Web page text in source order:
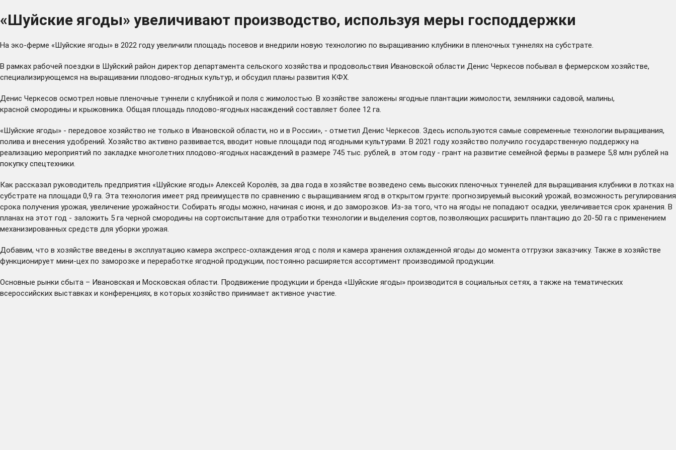
«Шуйские ягоды» увеличивают производство, используя меры господдержки
На эко-ферме «Шуйские ягоды» в 2022 году увеличили площадь посевов и внедрили новую технологию по выращиванию клубники в пленочных туннелях на субстрате.
В рамках рабочей поездки в Шуйский район директор департамента сельского хозяйства и продовольствия Ивановской области Денис Черкесов побывал в фермерском хозяйстве,
специализирующемся на выращивании плодово-ягодных культур, и обсудил планы развития КФХ.
Денис Черкесов осмотрел новые пленочные туннели с клубникой и поля с жимолостью. В хозяйстве заложены ягодные плантации жимолости, земляники садовой, малины,
красной смородины и крыжовника. Общая площадь плодово-ягодных насаждений составляет более 12 га.
«Шуйские ягоды» - передовое хозяйство не только в Ивановской области, но и в России», - отметил Денис Черкесов. Здесь используются самые современные технологии выращивания,
полива и внесения удобрений. Хозяйство активно развивается, вводит новые площади под ягодными культурами. В 2021 году хозяйство получило государственную поддержку на
реализацию мероприятий по закладке многолетних плодово-ягодных насаждений в размере 745 тыс. рублей, в этом году - грант на развитие семейной фермы в размере 5,8 млн рублей на
покупку спецтехники.
Как рассказал руководитель предприятия «Шуйские ягоды» Алексей Королёв, за два года в хозяйстве возведено семь высоких пленочных туннелей для выращивания клубники в лотках на
субстрате на площади 0,9 га. Эта технология имеет ряд преимуществ по сравнению с выращиванием ягод в открытом грунте: прогнозируемый высокий урожай, возможность регулирования
срока получения урожая, увеличение урожайности. Собирать ягоды можно, начиная с июня, и до заморозков. Из-за того, что на ягоды не попадают осадки, увеличивается срок хранения. В
планах на этот год - заложить 5 га черной смородины на сортоиспытание для отработки технологии и выделения сортов, позволяющих расширить плантацию до 20-50 га с применением
механизированных средств для уборки урожая.
Добавим, что в хозяйстве введены в эксплуатацию камера экспресс-охлаждения ягод с поля и камера хранения охлажденной ягоды до момента отгрузки заказчику. Также в хозяйстве
функционирует мини-цех по заморозке и переработке ягодной продукции, постоянно расширяется ассортимент производимой продукции.
Основные рынки сбыта – Ивановская и Московская области. Продвижение продукции и бренда «Шуйские ягоды» производится в социальных сетях, а также на тематических
всероссийских выставках и конференциях, в которых хозяйство принимает активное участие.